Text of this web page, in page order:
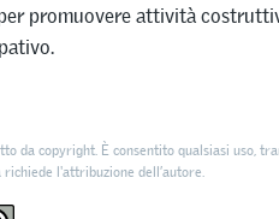
promuovere attività
da copyright. È consentito qualsiasi uso,
richiede l'attribuzione dell’autore.